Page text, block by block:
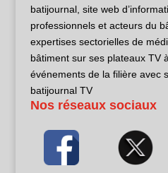
batijournal, site web
professionnels et acteurs du
expertises sectorielles de
bâtiment sur ses plateaux TV
événements de la filière avec
batijournal TV
Nos réseaux sociaux